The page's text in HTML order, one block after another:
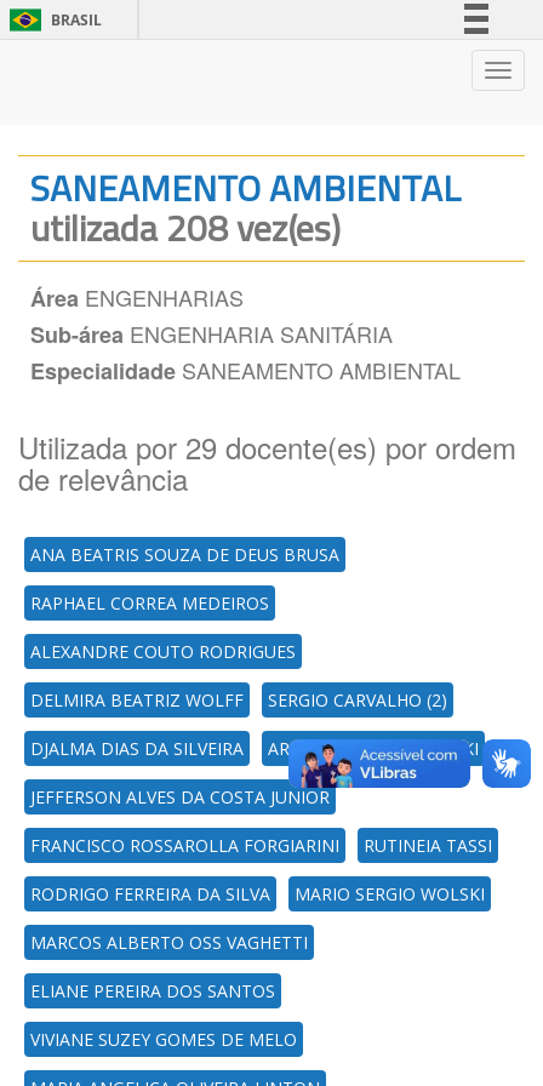
BRASIL
Legislação
SANEAMENTO AMBIENTAL
utilizada 208 vez(es)
Área ENGENHARIAS
Sub-área ENGENHARIA SANITÁRIA
Especialidade SANEAMENTO AMBIENTAL
Utilizada por 29 docente(es) por ordem
de relevância
ANA BEATRIS SOUZA DE DEUS BRUSA
RAPHAEL CORREA MEDEIROS
ALEXANDRE COUTO RODRIGUES
DELMIRA BEATRIZ WOLFF SERGIO CARVALHO (2)
DJALMA DIAS DA SILVEIRA ARCI DIRCEU WASTOWSKI
JEFFERSON ALVES DA COSTA JUNIOR
FRANCISCO ROSSAROLLA FORGIARINI RUTINEIA TASSI
RODRIGO FERREIRA DA SILVA MARIO SERGIO WOLSKI
MARCOS ALBERTO OSS VAGHETTI
ELIANE PEREIRA DOS SANTOS
VIVIANE SUZEY GOMES DE MELO